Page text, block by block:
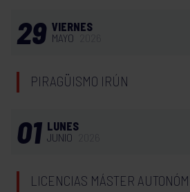
29 VIERNES
MAYO
PIRAGÜISMO IRÚN
01 LUNES
JUNIO
LICENCIAS MÁSTER